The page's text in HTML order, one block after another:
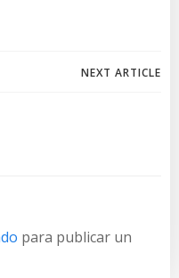
Navegación
NEXT ARTICLE
para publicar un